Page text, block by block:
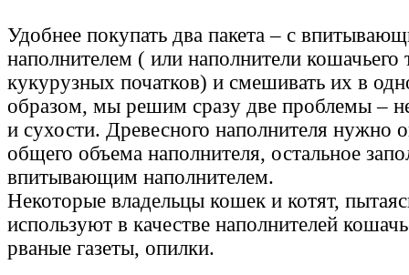
Удобнее покупать два пакета – с
наполнителем ( или наполнители кошачьего
кукурузных початков) и смешивать их в
образом, мы решим сразу две проблемы –
и сухости. Древесного наполнителя нужно
общего объема наполнителя, остальное
впитывающим наполнителем.
Некоторые владельцы кошек и котят,
используют в качестве наполнителей
рваные газеты, опилки.